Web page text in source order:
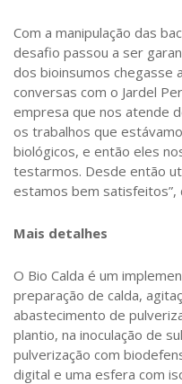
Com a manipulação das
desafio passou a ser
dos bioinsumos chegasse
conversas com o Jardel
empresa que nos atende
os trabalhos que
biológicos, e então eles
testarmos. Desde então
estamos bem satisfeitos”,
Mais detalhes
O Bio Calda é um
preparação de calda,
abastecimento de
plantio, na inoculação de
pulverização com
digital e uma esfera com